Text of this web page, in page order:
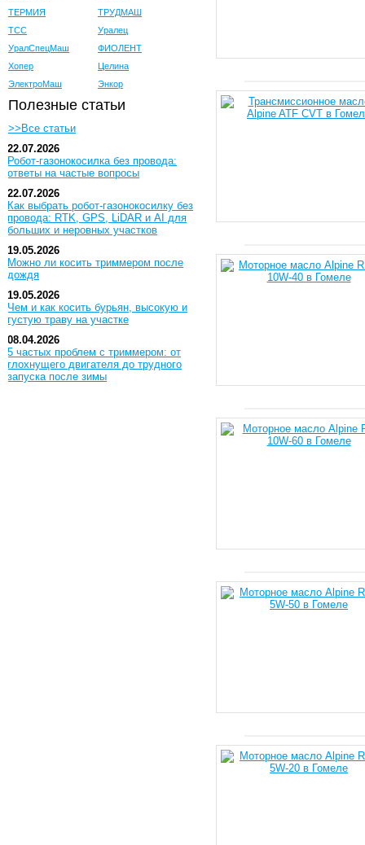
ТЕРМИЯ
ТРУДМАШ
ТСС
Уралец
УралСпецМаш
ФИОЛЕНТ
Хопер
Целина
ЭлектроМаш
Энкор
Полезные статьи
>>Все статьи
22.07.2026
Робот-газонокосилка без провода:
ответы на частые вопросы
22.07.2026
Как выбрать робот-газонокосилку без
провода: RTK, GPS, LiDAR и AI для
больших и неровных участков
19.05.2026
Можно ли косить триммером после
дождя
19.05.2026
Чем и как косить бурьян, высокую и
густую траву на участке
08.04.2026
5 частых проблем с триммером: от
глохнущего двигателя до трудного
запуска после зимы